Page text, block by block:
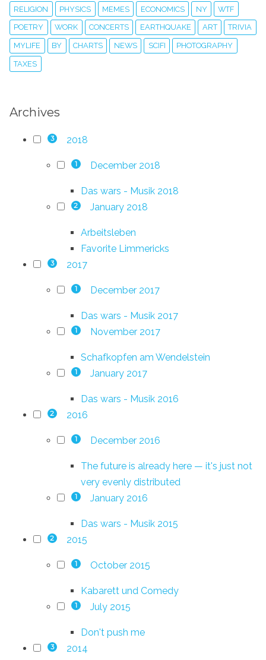
RELIGION PHYSICS MEMES ECONOMICS NY WTF
POETRY WORK CONCERTS EARTHQUAKE ART TRIVIA
MYLIFE BY CHARTS NEWS SCIFI PHOTOGRAPHY
TAXES
Archives
3 2018
1 December 2018
Das wars - Musik 2018
2 January 2018
Arbeitsleben
Favorite Limmericks
3 2017
1 December 2017
Das wars - Musik 2017
1 November 2017
Schafkopfen am Wendelstein
1 January 2017
Das wars - Musik 2016
2 2016
1 December 2016
The future is already here — it's just not
very evenly distributed
1 January 2016
Das wars - Musik 2015
2 2015
1 October 2015
Kabarett und Comedy
1 July 2015
Don't push me
3 2014